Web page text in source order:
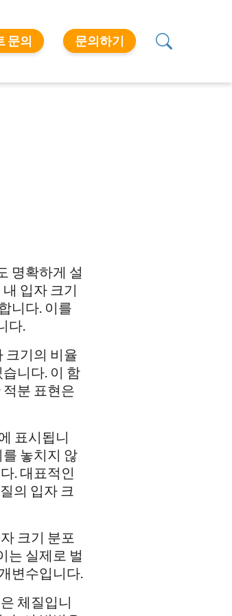
문의 문의하기
명확하게 설
입자 크기
니다. 이를
다.
크기의 비율
니다. 이 함
분 표현은
표시됩니
놓치지 않
. 대표적인
의 입자 크
크기 분포
는 실제로 벌
변수입니다.
체질입니